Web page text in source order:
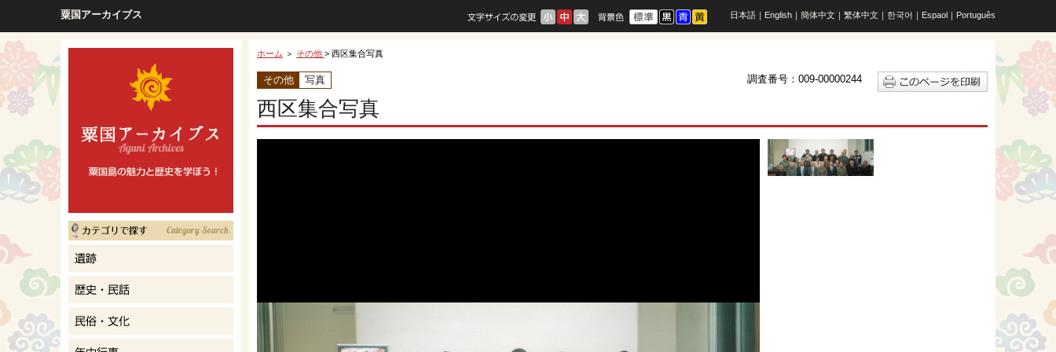
粟国アーカイブス 日本語 ｜ English ｜ 簡体中文 ｜ 繁体中文 ｜ 한국어 ｜ Espaol ｜ Português
ホーム ＞ その他 > 西区集合写真
その他 写真 調査番号：009-00000244
西区集合写真